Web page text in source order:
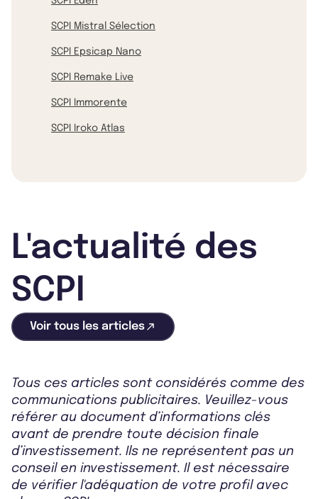
SCPI Mistral Sélection
SCPI Epsicap Nano
SCPI Remake Live
SCPI Immorente
SCPI Iroko Atlas
L'actualité des
SCPI
Voir tous les articles
Tous ces articles sont considérés comme des
communications publicitaires. Veuillez-vous
référer au document d’informations clés
avant de prendre toute décision finale
d’investissement. Ils ne représentent pas un
conseil en investissement. Il est nécessaire
de vérifier l'adéquation de votre profil avec